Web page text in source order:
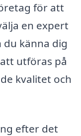
för att
en expert
känna dig
utföras på
kvalitet och
efter det